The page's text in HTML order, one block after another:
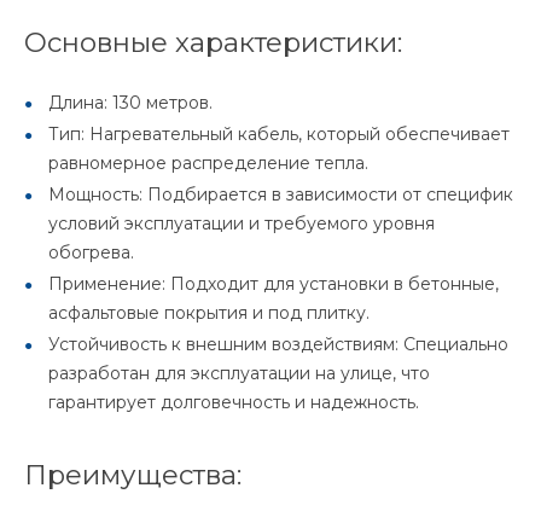
Основные характеристики:
Длина: 130 метров.
Тип: Нагревательный кабель, который обеспечивает
равномерное распределение тепла.
Мощность: Подбирается в зависимости от специфик
условий эксплуатации и требуемого уровня
обогрева.
Применение: Подходит для установки в бетонные,
асфальтовые покрытия и под плитку.
Устойчивость к внешним воздействиям: Специально
разработан для эксплуатации на улице, что
гарантирует долговечность и надежность.
Преимущества: